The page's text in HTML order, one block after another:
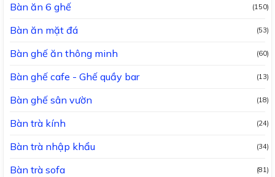
Bàn ăn 6 ghế (150)
Bàn ăn mặt đá (53)
Bàn ghế ăn thông minh (60)
Bàn ghế cafe - Ghế quầy bar (13)
Bàn ghế sân vườn (18)
Bàn trà kính (24)
Bàn trà nhập khẩu (34)
Bàn trà sofa (81)